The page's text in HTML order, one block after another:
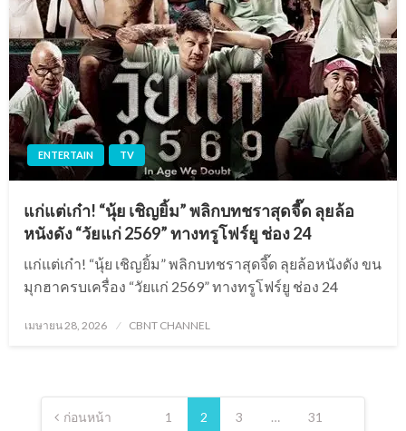
ENTERTAIN TV
แก่แต่เก๋า! “นุ้ย เชิญยิ้ม” พลิกบทชราสุดจี๊ด ลุยล้อ
หนังดัง “วัยแก่ 2569” ทางทรูโฟร์ยู ช่อง 24
แก่แต่เก๋า! “นุ้ย เชิญยิ้ม” พลิกบทชราสุดจี๊ด ลุยล้อหนังดัง ขน
มุกฮาครบเครื่อง “วัยแก่ 2569” ทางทรูโฟร์ยู ช่อง 24
Posted
เมษายน 28, 2026 CBNT CHANNEL
Posts
pagination
ก่อนหน้า 1 2 3 … 31